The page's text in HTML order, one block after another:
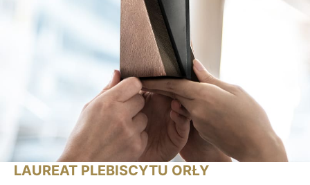
LAUREAT PLEBISCYTU ORŁY